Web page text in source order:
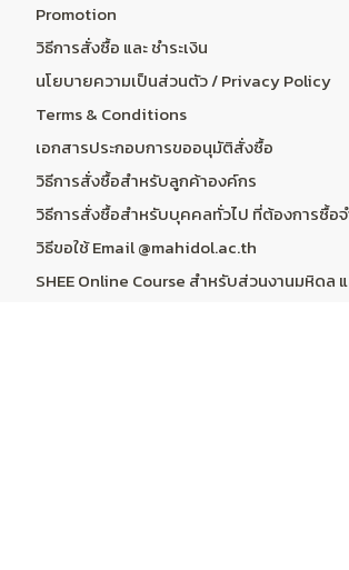
Promotion
วิธีการสั่งซื้อ และ ชำระเงิน
นโยบายความเป็นส่วนตัว / Privacy Policy
Terms & Conditions
เอกสารประกอบการขออนุมัติสั่งซื้อ
วิธีการสั่งซื้อสำหรับลูกค้าองค์กร
วิธีการสั่งซื้อสำหรับบุคคลทั่วไป ที่ต้องการซื้อ
วิธีขอใช้ Email @mahidol.ac.th
SHEE Online Course สำหรับส่วนงานมหิดล แ